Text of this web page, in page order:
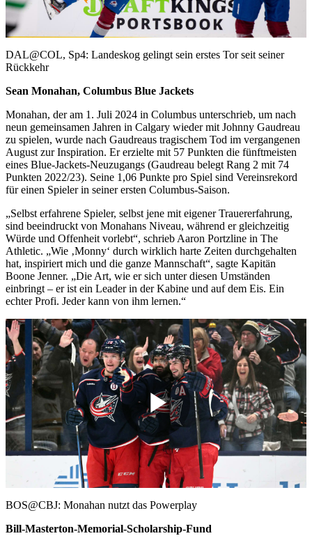
Video
DAL@COL, Sp4: Landeskog gelingt sein erstes Tor seit seiner
Rückkehr
Sean Monahan, Columbus Blue Jackets
Monahan, der am 1. Juli 2024 in Columbus unterschrieb, um nach
neun gemeinsamen Jahren in Calgary wieder mit Johnny Gaudreau
zu spielen, wurde nach Gaudreaus tragischem Tod im vergangenen
August zur Inspiration. Er erzielte mit 57 Punkten die fünftmeisten
eines Blue-Jackets-Neuzugangs (Gaudreau belegt Rang 2 mit 74
Punkten 2022/23). Seine 1,06 Punkte pro Spiel sind Vereinsrekord
für einen Spieler in seiner ersten Columbus-Saison.
„Selbst erfahrene Spieler, selbst jene mit eigener Trauererfahrung,
sind beeindruckt von Monahans Niveau, während er gleichzeitig
Würde und Offenheit vorlebt“, schrieb Aaron Portzline in The
Athletic. „Wie ‚Monny‘ durch wirklich harte Zeiten durchgehalten
hat, inspiriert mich und die ganze Mannschaft“, sagte Kapitän
Boone Jenner. „Die Art, wie er sich unter diesen Umständen
einbringt – er ist ein Leader in der Kabine und auf dem Eis. Ein
echter Profi. Jeder kann von ihm lernen.“
Play
Video
BOS@CBJ: Monahan nutzt das Powerplay
Bill-Masterton-Memorial-Scholarship-Fund